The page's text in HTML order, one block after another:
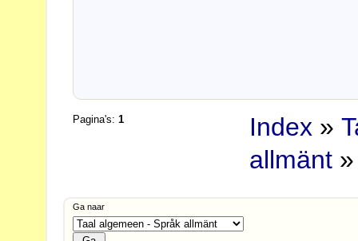
Pagina's:1 Index »
allmänt
Ga naar